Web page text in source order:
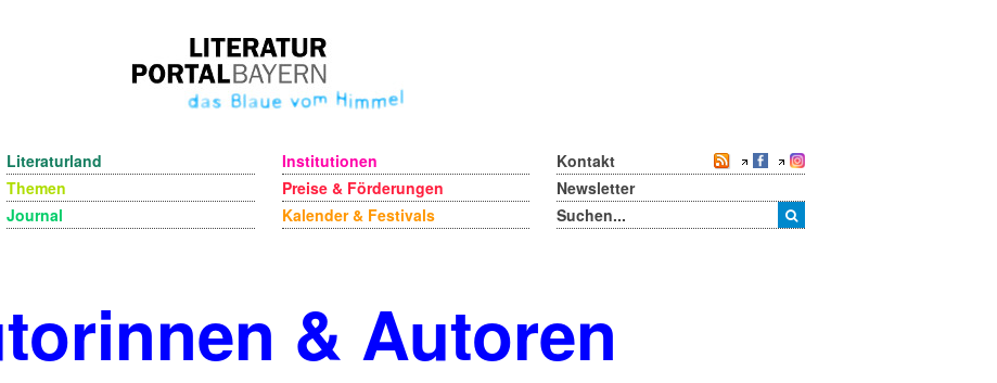
Literaturland
Themen
Journal
Institutionen
Preise & Förderungen
Kalender & Festivals
Kontakt
Newsletter
& Autoren